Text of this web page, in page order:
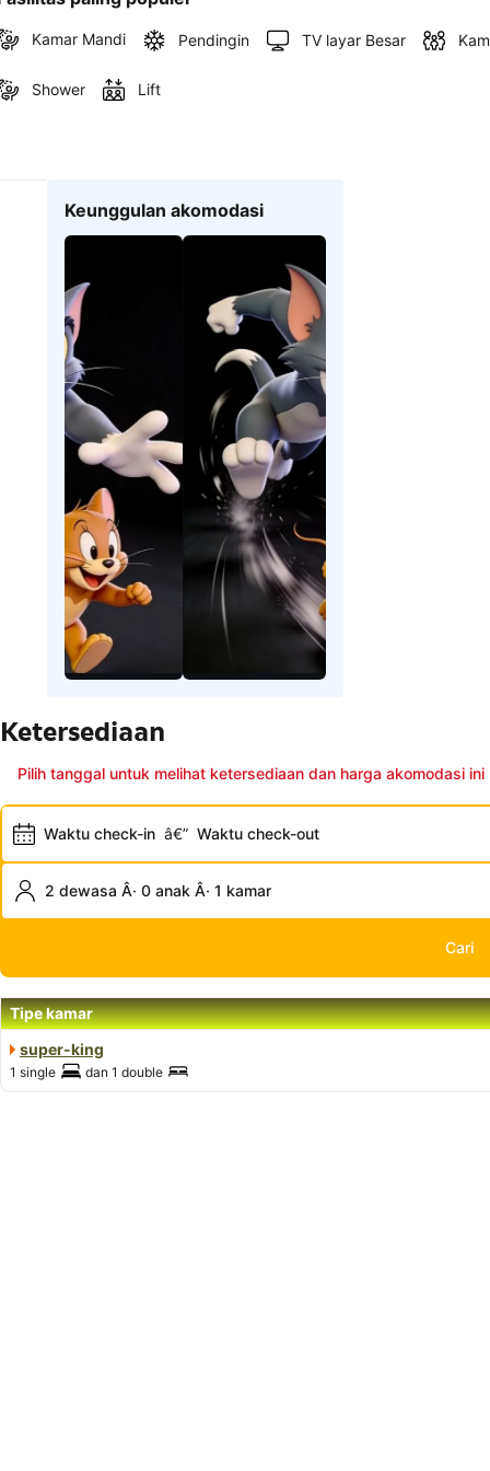
Kamar Mandi Pendingin TV layar Besar
Shower Lift
Keunggulan akomodasi
Ketersediaan
Pilih tanggal untuk melihat ketersediaan dan harga akomodasi ini
Waktu check-in â€” Waktu check-out
2 dewasa Â· 0 anak Â· 1 kamar
Cari
Tipe kamar
super-king
1 single dan 1 double